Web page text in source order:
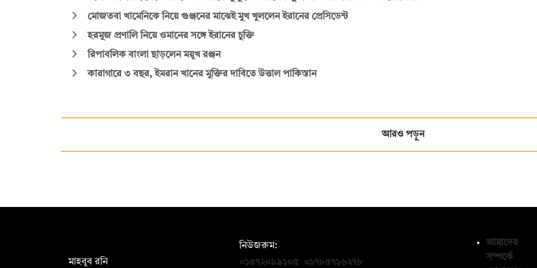
মোজতবা খামেনিকে নিয়ে গুঞ্জনের মাঝেই মুখ খুললেন ইরানের প্রেসিডেন্ট
হরমুজ প্রণালি নিয়ে ওমানের সঙ্গে ইরানের চুক্তি
রিপাবলিক বাংলা ছাড়লেন ময়ূখ রঞ্জন
কারাগারে ৩ বছর, ইমরান খানের মুক্তির দাবিতে উত্তাল পাকিস্তান
আরও পড়ুন
মাহবুব রনি
নিউজরুম:
০১৫৭২০৯৯১০৫
০১৭৮৫৭১৬২৭৮
আমাদের
সম্পর্কে